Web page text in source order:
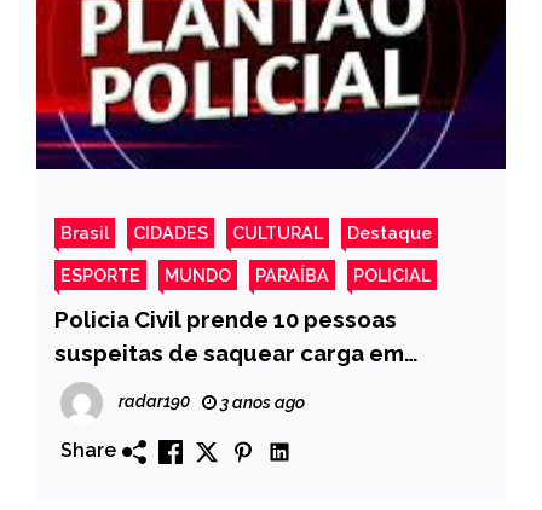
Brasil CIDADES CULTURAL Destaque
ESPORTE MUNDO PARAÍBA POLICIAL
Policia Civil prende 10 pessoas
suspeitas de saquear carga em
Ipaumirim
radar190 3 anos ago
Share